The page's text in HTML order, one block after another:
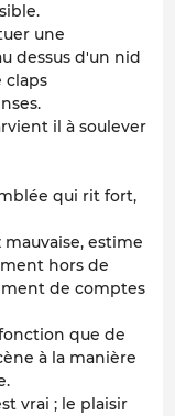
une
dessus d'un nid
claps
il à soulever
qui rit fort,
estime
hors de
de comptes
que de
à la manière
vrai ; le plaisir